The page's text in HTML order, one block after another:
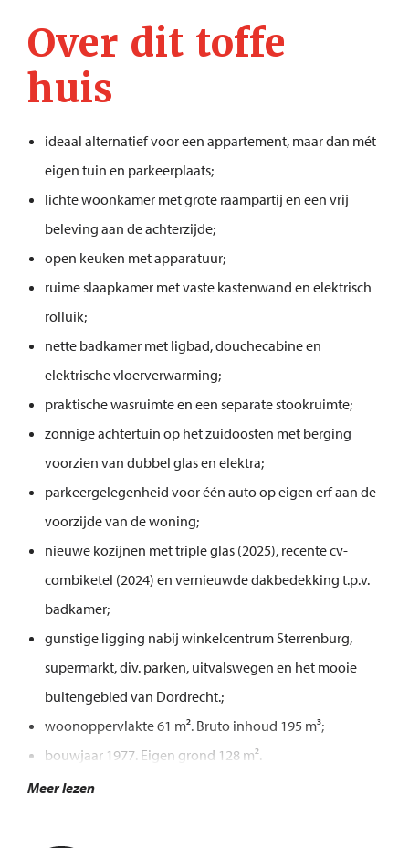
Over dit toffe
huis
ideaal alternatief voor een appartement, maar dan mét
eigen tuin en parkeerplaats;
lichte woonkamer met grote raampartij en een vrij
beleving aan de achterzijde;
open keuken met apparatuur;
ruime slaapkamer met vaste kastenwand en elektrisch
rolluik;
nette badkamer met ligbad, douchecabine en
elektrische vloerverwarming;
praktische wasruimte en een separate stookruimte;
zonnige achtertuin op het zuidoosten met berging
voorzien van dubbel glas en elektra;
parkeergelegenheid voor één auto op eigen erf aan de
voorzijde van de woning;
nieuwe kozijnen met triple glas (2025), recente cv-
combiketel (2024) en vernieuwde dakbedekking t.p.v.
badkamer;
gunstige ligging nabij winkelcentrum Sterrenburg,
supermarkt, div. parken, uitvalswegen en het mooie
buitengebied van Dordrecht.;
woonoppervlakte 61 m². Bruto inhoud 195 m³;
bouwjaar 1977. Eigen grond 128 m².
Meer lezen